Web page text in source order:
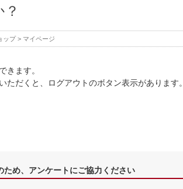
ップ> マイページ
きます。
だくと、ログアウトのボタン表示があります。
ため、アンケートにご協力ください